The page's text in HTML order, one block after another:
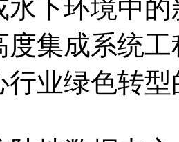
水下环境中
度集成系统
行业绿色转